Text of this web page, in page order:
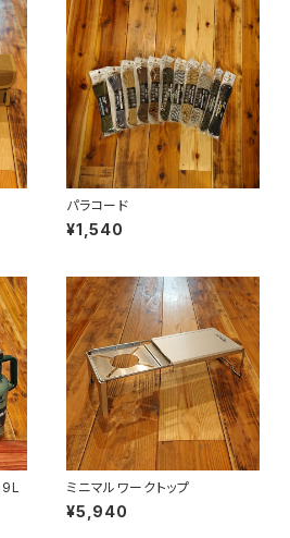
パラコード
¥1,540
ミニマルワークトップ
¥5,940